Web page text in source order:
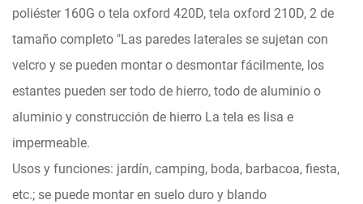
poliéster 160G o tela oxford 420D, tela oxford 210D, 2 de
tamaño completo "Las paredes laterales se sujetan con
velcro y se pueden montar o desmontar fácilmente, los
estantes pueden ser todo de hierro, todo de aluminio o
aluminio y construcción de hierro La tela es lisa e
impermeable.
Usos y funciones: jardín, camping, boda, barbacoa, fiesta,
etc.; se puede montar en suelo duro y blando